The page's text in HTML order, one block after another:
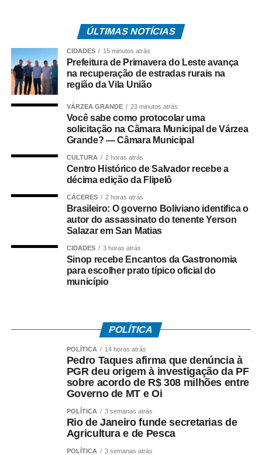
comemorando 10 anos
de realização da festa.
Ela já integra realmente
um calendário de
eventos da cidade, o
que nos deixa muito
envaidecidos e felizes
de conseguir emplacar
um evento literário com
tanta solidez quanto a
Flipelô vem se
revelando. E esse ano,
além de tudo, a gente
ainda tem essa força
Flipelô dentro das
atividades, das
promoções de eventos
comemorativos pelos
40 anos da Fundação
Casa Jorge Amado”.
A festa conta com a participação de seis escritores
ÚLTIMAS NOTÍCIAS
CIDADES 15 minutos atrás
Prefeitura de Primavera do Leste avança
na recuperação de estradas rurais na
região da Vila União
VÁRZEA GRANDE 23 minutos atrás
Você sabe como protocolar uma
solicitação na Câmara Municipal de Várzea
Grande? — Câmara Municipal
CULTURA 2 horas atrás
Centro Histórico de Salvador recebe a
décima edição da Flipelô
CÁCERES 2 horas atrás
Brasileiro: O governo Boliviano identifica o
autor do assassinato do tenente Yerson
Salazar em San Matias
CIDADES 3 horas atrás
Sinop recebe Encantos da Gastronomia
para escolher prato típico oficial do
município
POLÍTICA
POLÍTICA 14 horas atrás
Pedro Taques afirma que denúncia à
PGR deu origem à investigação da PF
sobre acordo de R$ 308 milhões entre
Governo de MT e Oi
POLÍTICA 3 semanas atrás
Rio de Janeiro funde secretarias de
Agricultura e de Pesca
POLÍTICA 3 semanas atrás